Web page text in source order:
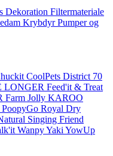
Dekoration Filtermateriale
Krybdyr Pumper og
CoolPets District 70
LONGER Feed'it & Treat
Farm Jolly KAROO
PoopyGo Royal Dry
Singing Friend
WanpyYaki YowUp